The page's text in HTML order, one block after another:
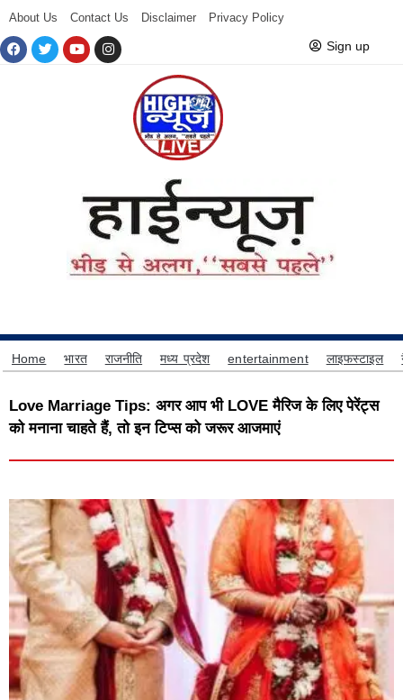
About Us Contact Us Disclaimer Privacy Policy
Sign up
Home भारत राजनीति मध्य प्रदेश entertainment लाइफस्टाइल
Love Marriage Tips: अगर आप भी LOVE मैरिज के लिए पेरेंट्स
को मनाना चाहते हैं, तो इन टिप्स को जरूर आजमाएं